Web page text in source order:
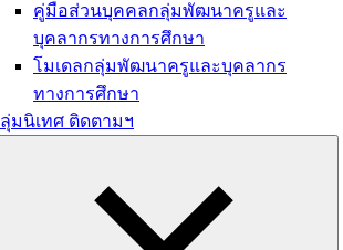
คู่มือส่วนบุคคลกลุ่มพัฒนาครูและ
บุคลากรทางการศึกษา
โมเดลกลุ่มพัฒนาครูและบุคลากร
ทางการศึกษา
มนิเทศ ติดตามฯ